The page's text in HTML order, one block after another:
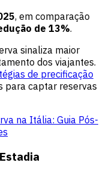
, em comparação
de 13%.
sinaliza maior
dos viajantes.
de precificação
para captar reservas
na Itália: Guia Pós-